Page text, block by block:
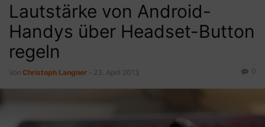
Lautstärke von Android-
Handys über Headset-Button
regeln
Von Christoph Langner 23. April 2013 0